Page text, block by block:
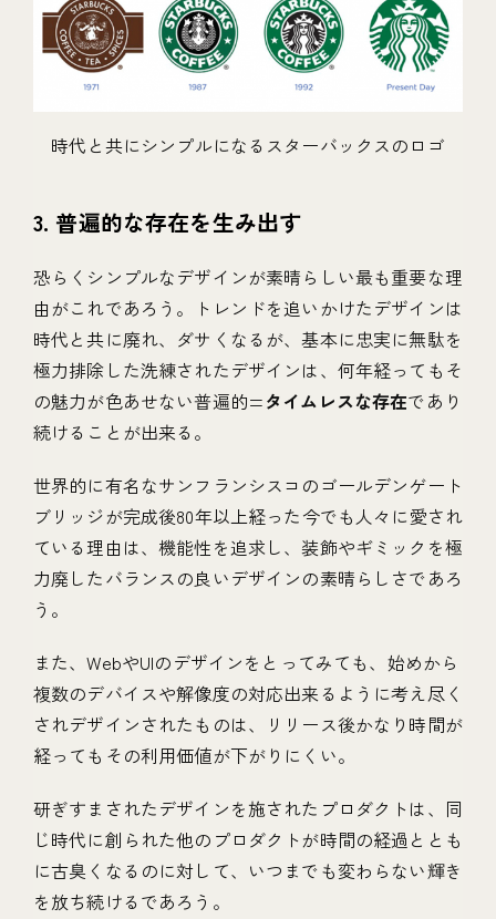
時代と共にシンプルになるスターバックスのロゴ
3. 普遍的な存在を生み出す
恐らくシンプルなデザインが素晴らしい最も重要な理
由がこれであろう。トレンドを追いかけたデザインは
時代と共に廃れ、ダサくなるが、基本に忠実に無駄を
極力排除した洗練されたデザインは、何年経ってもそ
の魅力が色あせない普遍的=タイムレスな存在であり
続けることが出来る。
世界的に有名なサンフランシスコのゴールデンゲート
ブリッジが完成後80年以上経った今でも人々に愛され
ている理由は、機能性を追求し、装飾やギミックを極
力廃したバランスの良いデザインの素晴らしさであろ
う。
また、WebやUIのデザインをとってみても、始めから
複数のデバイスや解像度の対応出来るように考え尽く
されデザインされたものは、リリース後かなり時間が
経ってもその利用価値が下がりにくい。
研ぎすまされたデザインを施されたプロダクトは、同
じ時代に創られた他のプロダクトが時間の経過ととも
に古臭くなるのに対して、いつまでも変わらない輝き
を放ち続けるであろう。